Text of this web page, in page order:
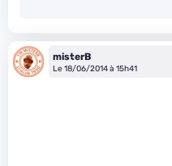
misterB
Le 18/06/2014 à 15h41